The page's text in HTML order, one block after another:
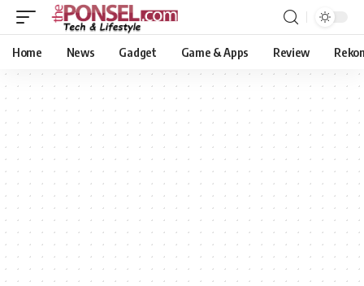
Home News Gadget Game & Apps Review